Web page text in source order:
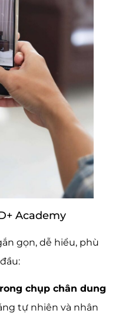
Academy
gọn, dễ hiểu, phù
chụp chân dung
tự nhiên và nhân